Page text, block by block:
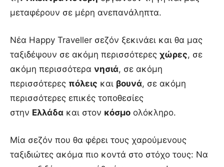
μεταφέρουν σε μέρη ανεπανάληπτα.
Νέα Happy Traveller σεζόν ξεκινάει και θα μας
ταξιδέψουν σε ακόμη περισσότερες χώρες, σε
ακόμη περισσότερα νησιά, σε ακόμη
περισσότερες πόλεις και βουνά, σε ακόμη
περισσότερες επικές τοποθεσίες
στην Ελλάδα και στον κόσμο ολόκληρο.
Μία σεζόν που θα φέρει τους χαρούμενους
ταξιδιώτες ακόμα πιο κοντά στο στόχο τους: Να